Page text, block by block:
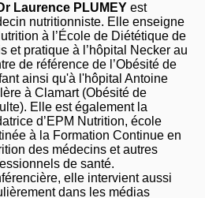
Laurence PLUMEYest
nutritionniste. Elle enseigne
à l’École de Diététique de
et pratique à l’hôpital Necker au
de référence de l’Obésité de
ainsi qu'à l'hôpital Antoine
à Clamart (Obésité de
Elle est également la
d’EPM Nutrition, école
à la Formation Continue en
des médecins et autres
de santé.
elle intervient aussi
dans les médias